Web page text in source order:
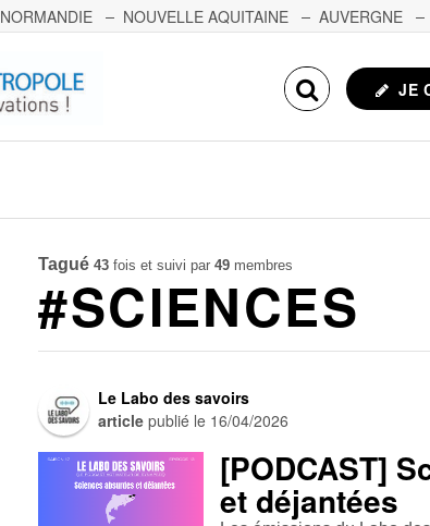
NORMANDIE NOUVELLE AQUITAINE AUVERGNE
JE
Tagué 43 fois et suivi par49 membres
#SCIENCES
Le Labo des savoirs
article publié le 16/04/2026
[PODCAST]
et déjantées